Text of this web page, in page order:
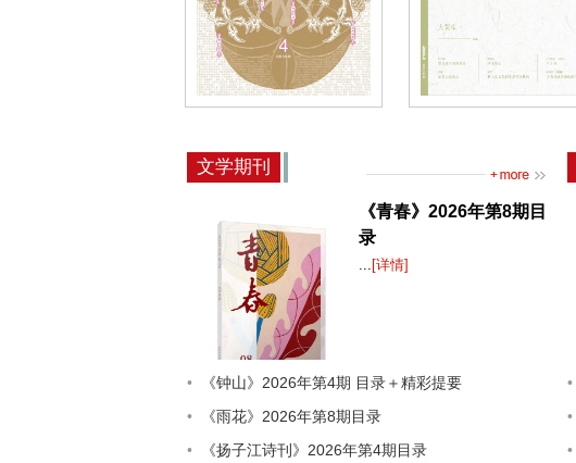
录＋精彩提要
文学期刊
《青春》2026年第8期目
录
[详情]
《钟山》2026年第4期 目录＋精彩提要
《雨花》2026年第8期目录
《扬子江诗刊》2026年第4期目录